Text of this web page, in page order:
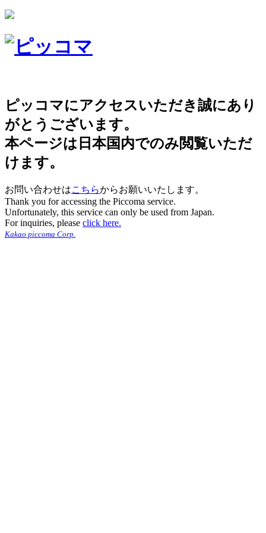
ピッコマにアクセスいただき誠にあり
がとうございます。
本ページは日本国内でのみ閲覧いただ
けます。
お問い合わせはこちらからお願いいたします。
Thank you for accessing the Piccoma service.
Unfortunately, this service can only be used from Japan.
For inquiries, please click here.
Kakao piccoma Corp.